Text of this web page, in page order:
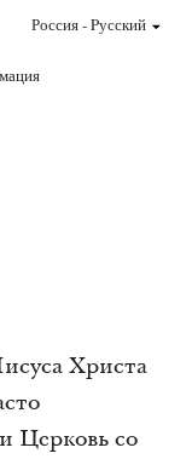
Россия-Pусский
Христа
Церковь со